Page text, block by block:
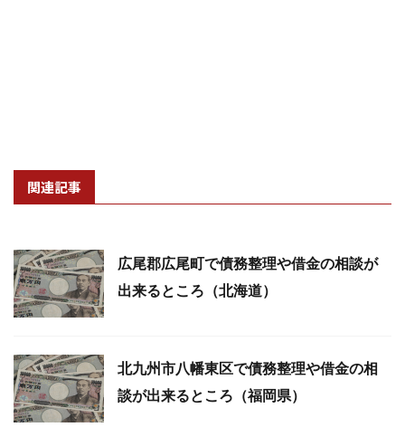
関連記事
広尾郡広尾町で債務整理や借金の相談が
出来るところ（北海道）
北九州市八幡東区で債務整理や借金の相
談が出来るところ（福岡県）